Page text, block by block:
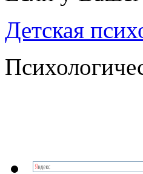
Детская